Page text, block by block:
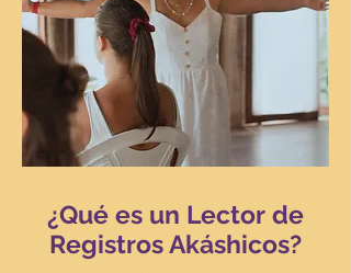
¿Qué es un Lector de
Registros Akáshicos?